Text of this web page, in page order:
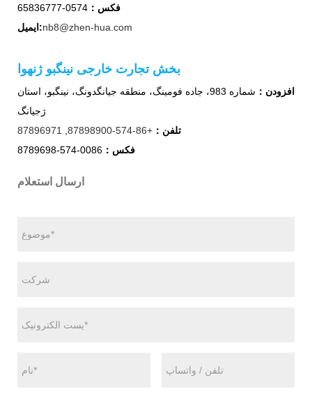
فکس： 0574-65836777
ایمیل:nb8@zhen-hua.com
بخش تجارت خارجی نینگبو ژنهوا
افزودن：
شماره 983، جاده فومینگ، منطقه جیانگدونگ، نینگبو، استان
ژجیانگ
تلفن： +86-574-87898900
,
87896971
فکس： 0086-574-8789698
ارسال استعلام